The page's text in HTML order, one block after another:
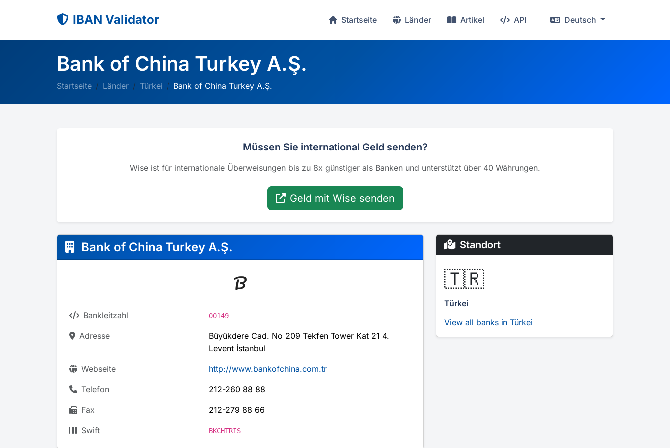
IBAN Validator Startseite Länder Artikel API Deutsch
Bank of China Turkey A.Ş.
Startseite Länder Türkei Bank of China Turkey A.Ş.
Müssen Sie international Geld senden?
Wise ist für internationale Überweisungen bis zu 8x günstiger als Banken und unterstützt über 40 Währungen.
Geld mit Wise senden
Bank of China Turkey A.Ş.
Bankleitzahl 00149
Adresse
Büyükdere Cad. No 209 Tekfen Tower Kat 21 4.
Levent İstanbul
Webseite http://www.bankofchina.com.tr
Telefon 212-260 88 88
Fax 212-279 88 66
Swift BKCHTRIS
Standort
🇹🇷
Türkei
View all banks in Türkei